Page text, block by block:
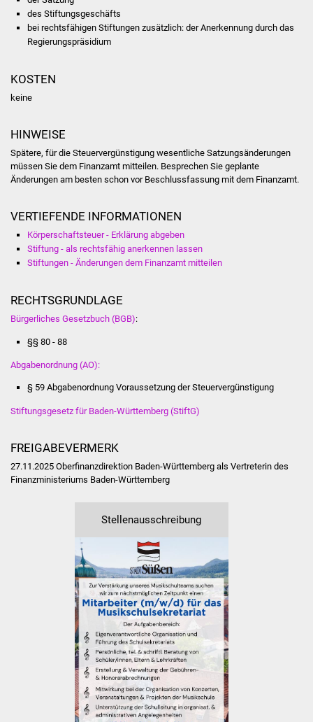
Kolping-Musikschule
Soziale Einrichtungen
Kirchen
Familienzentrum
Suenergie
NETZMonitor
Gesundheit und Notfall
Ärzte und Apotheken
Pflege von Angehörigen
Hitzewarnung / UV-
Index
ÖPNV
des Stiftungsgeschäfts
bei rechtsfähigen Stiftungen zusätzlich: der Anerkennung durch das
Regierungspräsidium
KOSTEN
keine
HINWEISE
Spätere, für die Steuervergünstigung wesentliche Satzungsänderungen
müssen Sie dem Finanzamt mitteilen. Besprechen Sie geplante
Änderungen am besten schon vor Beschlussfassung mit dem Finanzamt.
VERTIEFENDE INFORMATIONEN
Körperschaftsteuer - Erklärung abgeben
Stiftung - als rechtsfähig anerkennen lassen
Stiftungen - Änderungen dem Finanzamt mitteilen
RECHTSGRUNDLAGE
Bürgerliches Gesetzbuch (BGB):
§§ 80 - 88
Abgabenordnung (AO):
§ 59 Abgabenordnung Voraussetzung der Steuervergünstigung
Stiftungsgesetz für Baden-Württemberg (StiftG)
FREIGABEVERMERK
27.11.2025 Oberfinanzdirektion Baden-Württemberg als Vertreterin des
Finanzministeriums Baden-Württemberg
Stellenausschreibung